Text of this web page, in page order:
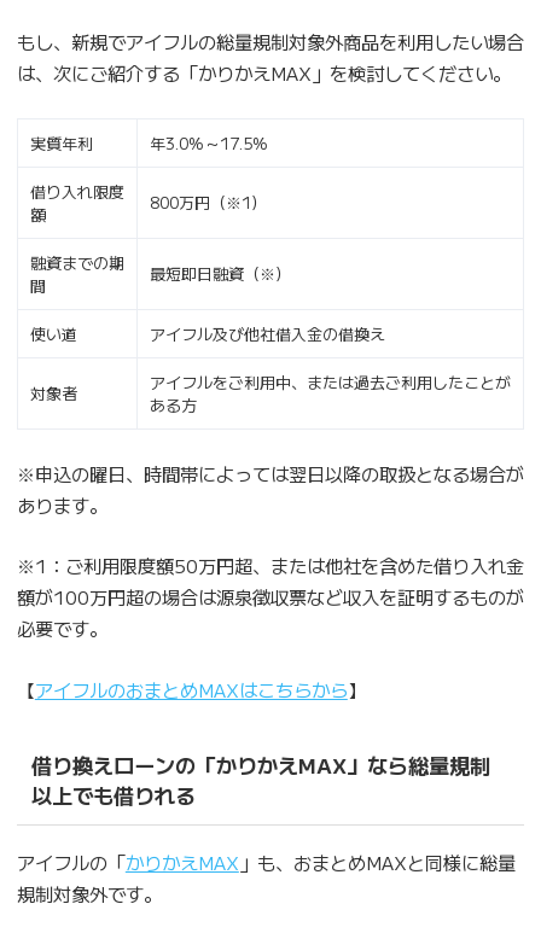
もし、新規でアイフルの総量規制対象外商品を利用したい場合
は、次にご紹介する「かりかえMAX」を検討してください。
実質年利 年3.0%～17.5%
借り入れ限度
額
800万円（※1）
融資までの期
間
最短即日融資（※）
使い道 アイフル及び他社借入金の借換え
対象者
アイフルをご利用中、または過去ご利用したことが
ある方
※申込の曜日、時間帯によっては翌日以降の取扱となる場合が
あります。
※1：ご利用限度額50万円超、または他社を含めた借り入れ金
額が100万円超の場合は源泉徴収票など収入を証明するものが
必要です。
【アイフルのおまとめMAXはこちらから】
借り換えローンの「かりかえMAX」なら総量規制
以上でも借りれる
アイフルの「かりかえMAX 」も、おまとめMAXと同様に総量
規制対象外です。